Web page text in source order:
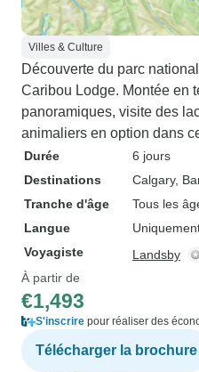
Villes & Culture
Découverte du parc
Caribou Lodge. Montée en
panoramiques, visite des
animaliers en option dans
Durée
6 jours
Destinations
Calgary,
Tranche d'âge
Tous les
Langue
Voyagiste
Landsby
À partir de
€1,493
S'inscrire pour réaliser des
Télécharger la brochure